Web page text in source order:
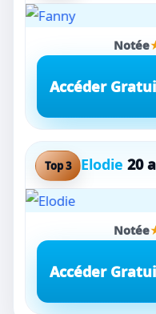
Notée
Accéder
Top 3 Elodie 20
Notée
Accéder